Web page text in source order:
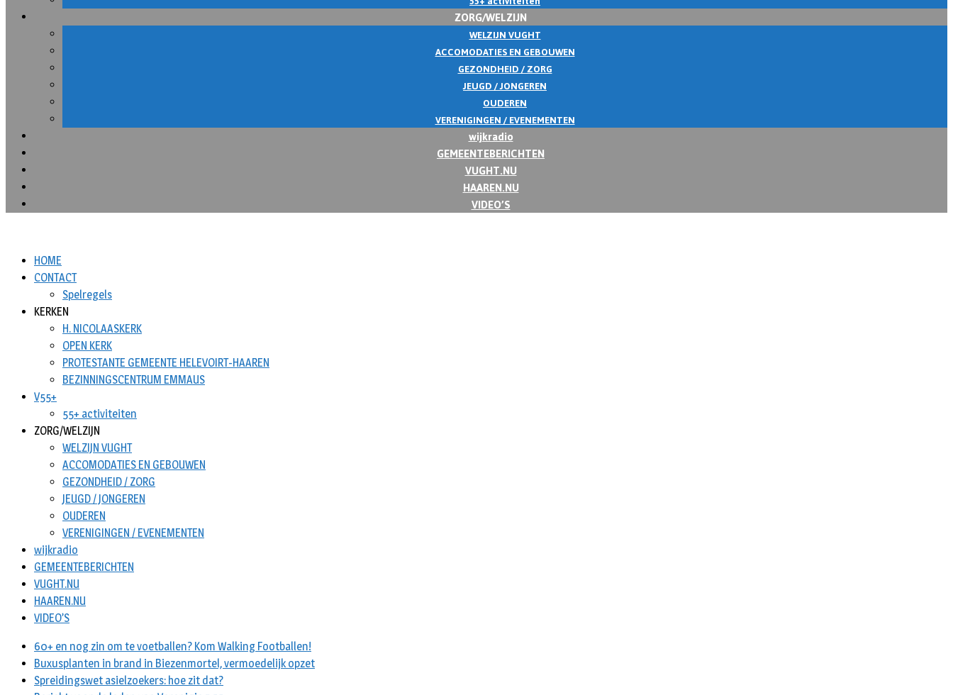
ZORG/WELZIJN
WELZIJN VUGHT
ACCOMODATIES EN GEBOUWEN
GEZONDHEID / ZORG
JEUGD / JONGEREN
OUDEREN
VERENIGINGEN / EVENEMENTEN
wijkradio
GEMEENTEBERICHTEN
VUGHT.NU
HAAREN.NU
VIDEO’S
HOME
CONTACT
Spelregels
KERKEN
H. NICOLAASKERK
OPEN KERK
PROTESTANTE GEMEENTE HELEVOIRT-HAAREN
BEZINNINGSCENTRUM EMMAUS
V55+
55+ activiteiten
ZORG/WELZIJN
WELZIJN VUGHT
ACCOMODATIES EN GEBOUWEN
GEZONDHEID / ZORG
JEUGD / JONGEREN
OUDEREN
VERENIGINGEN / EVENEMENTEN
wijkradio
GEMEENTEBERICHTEN
VUGHT.NU
HAAREN.NU
VIDEO’S
60+ en nog zin om te voetballen? Kom Walking Footballen!
Buxusplanten in brand in Biezenmortel, vermoedelijk opzet
Spreidingswet asielzoekers: hoe zit dat?